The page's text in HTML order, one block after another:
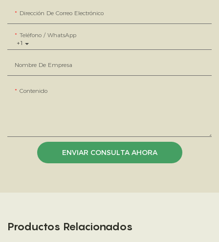
Dirección De Correo Electrónico
+1
Teléfono / WhatsApp
Nombre De Empresa
Contenido
ENVIAR CONSULTA AHORA
Productos Relacionados